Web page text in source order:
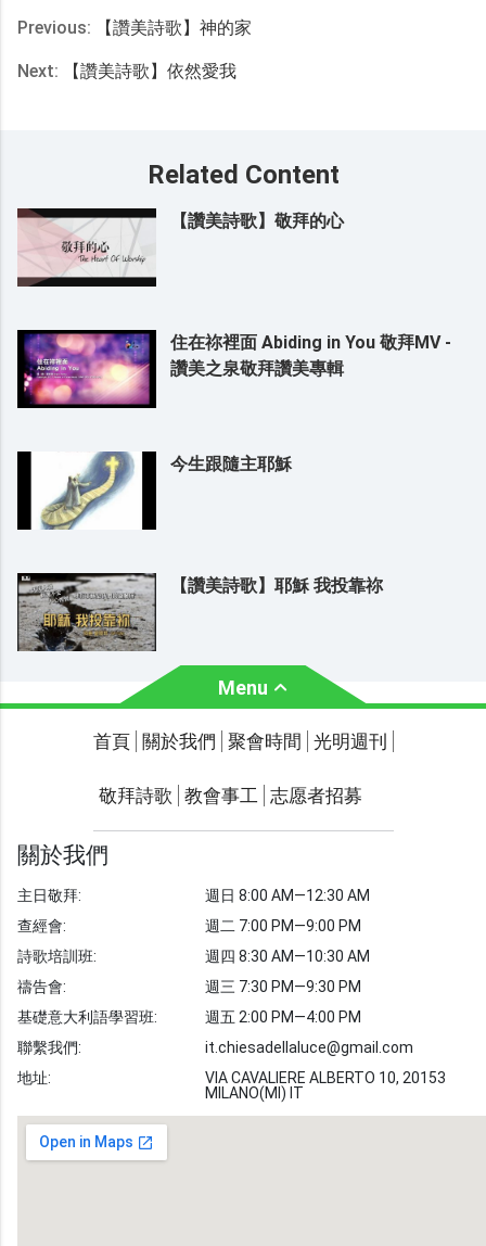
Previous: 【讚美詩歌】神的家
Next: 【讚美詩歌】依然愛我
Related Content
【讚美詩歌】敬拜的心
住在祢裡面 Abiding in You 敬拜MV -
讚美之泉敬拜讚美專輯
今生跟隨主耶穌
【讚美詩歌】耶穌 我投靠祢
Menu
關於我們 聚會時間
光明週刊 學習聖經
聖經故事
敬拜詩歌 圖庫
聖經金句
教會事工 志愿者招募
首頁 關於我們 聚會時間 光明週刊
敬拜詩歌 教會事工 志愿者招募
關於我們
主日敬拜:
查經會:
詩歌培訓班:
禱告會:
基礎意大利語學習班:
聯繫我們:
地址:
週日 8:00 AM—12:30 AM
週二 7:00 PM—9:00 PM
週四 8:30 AM—10:30 AM
週三 7:30 PM—9:30 PM
週五 2:00 PM—4:00 PM
it.chiesadellaluce@gmail.com
VIA CAVALIERE ALBERTO 10, 20153
MILANO(MI) IT